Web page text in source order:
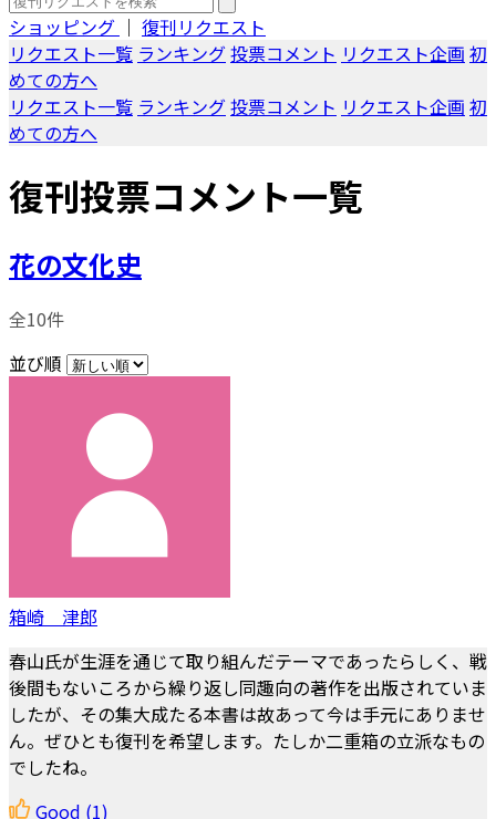
ショッピング ｜ 復刊リクエスト
リクエスト一覧 ランキング投票コメント リクエスト企画 初
めての方へ
リクエスト一覧 ランキング投票コメント リクエスト企画 初
めての方へ
復刊投票コメント一覧
花の文化史
全10件
並び順
箱崎 津郎
春山氏が生涯を通じて取り組んだテーマであったらしく、戦
後間もないころから繰り返し同趣向の著作を出版されていま
したが、その集大成たる本書は故あって今は手元にありませ
ん。ぜひとも復刊を希望します。たしか二重箱の立派なもの
でしたね。
Good (1)